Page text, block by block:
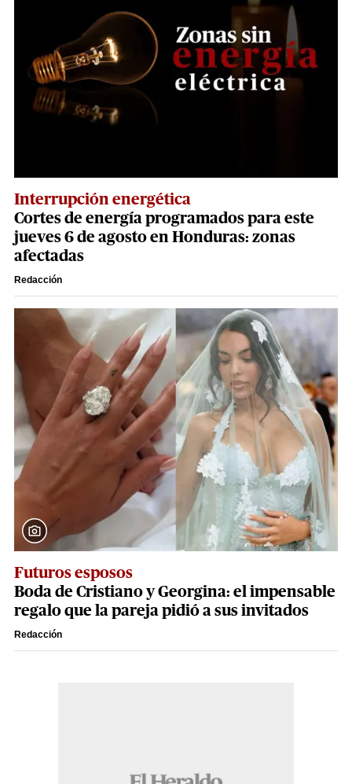
Interrupción energética
Cortes de energía programados para este
jueves 6 de agosto en Honduras: zonas
afectadas
Redacción
Futuros esposos
Boda de Cristiano y Georgina: el impensable
regalo que la pareja pidió a sus invitados
Redacción